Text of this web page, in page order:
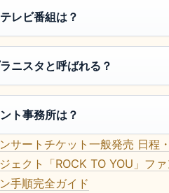
レビ番組は？
ニスタと呼ばれる？
ト事務所は？
サートチケット一般発売 日程
ェクト「ROCK TO YOU」フ
手順完全ガイド